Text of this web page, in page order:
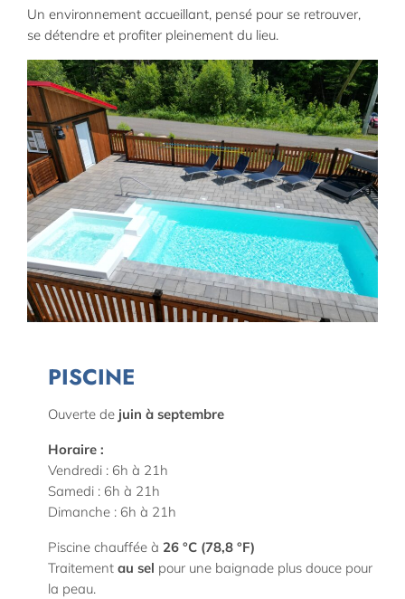
Un environnement accueillant, pensé pour se retrouver,
se détendre et profiter pleinement du lieu.
PISCINE
Ouverte de juin à septembre
Horaire :
Vendredi : 6h à 21h
Samedi : 6h à 21h
Dimanche : 6h à 21h
Piscine chauffée à 26 °C (78,8 °F)
Traitement au sel pour une baignade plus douce pour
la peau.